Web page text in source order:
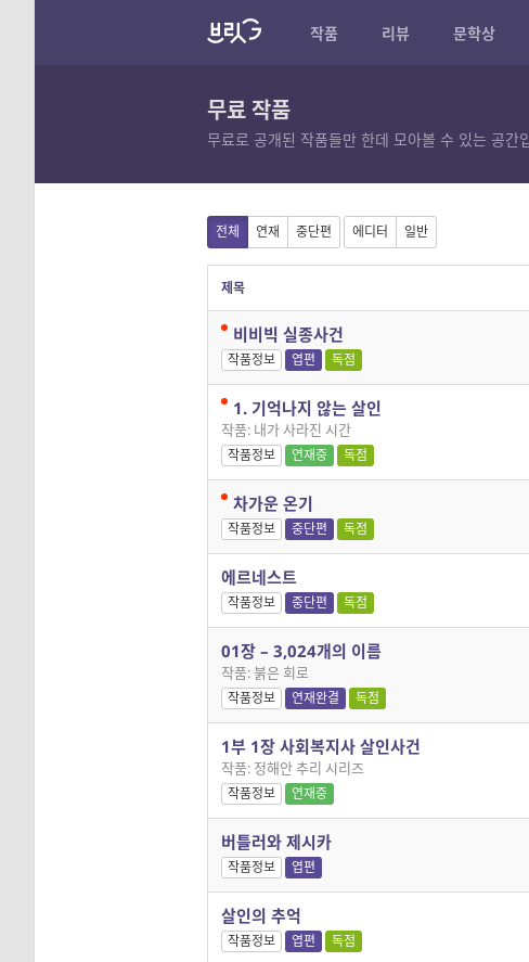
작품 리뷰 문학상
무료 작품
무료로 공개된 작품들만 한데 모아볼 수 있는 공간
전체 연재 중단편 에디터 일반
제목
비비빅 실종사건
작품정보 엽편 독점
1. 기억나지 않는 살인
작품: 내가 사라진 시간
작품정보 연재중 독점
차가운 온기
작품정보 중단편 독점
에르네스트
작품정보 중단편 독점
01장 – 3,024개의 이름
작품: 붉은 회로
작품정보 연재완결 독점
1부 1장 사회복지사 살인사건
작품: 정해안 추리 시리즈
작품정보 연재중
버틀러와 제시카
작품정보 엽편
살인의 추억
작품정보 엽편 독점